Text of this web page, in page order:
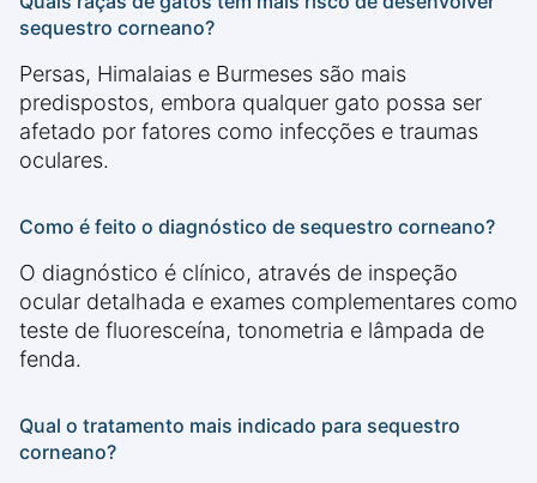
sequestro corneano?
Persas, Himalaias e Burmeses são mais
predispostos, embora qualquer gato possa ser
afetado por fatores como infecções e traumas
oculares.
Como é feito o diagnóstico de sequestro corneano?
O diagnóstico é clínico, através de inspeção
ocular detalhada e exames complementares como
teste de fluoresceína, tonometria e lâmpada de
fenda.
Qual o tratamento mais indicado para sequestro
corneano?